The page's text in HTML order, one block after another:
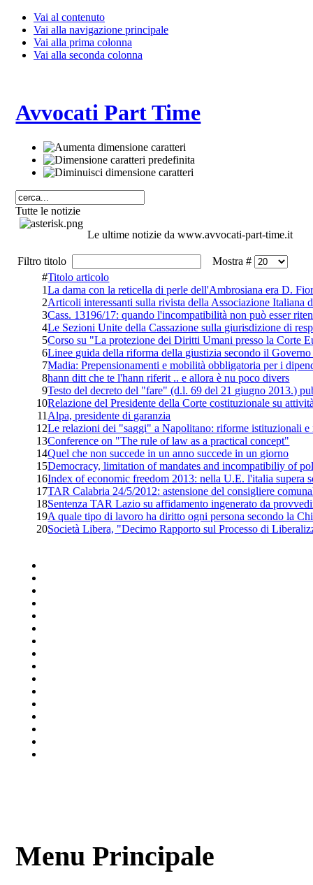
Vai al contenuto
Vai alla navigazione principale
Vai alla prima colonna
Vai alla seconda colonna
Avvocati Part Time
Tutte le notizie
Le ultime notizie da www.avvocati-part-time.it
Filtro titolo
Mostra #
#Titolo articolo
1La dama con la reticella di perle dell'Ambrosiana era D.
2Articoli interessanti sulla rivista della Associazione Italiana
3Cass. 13196/17: quando l'incompatibilità non può esser
4Le Sezioni Unite della Cassazione sulla giurisdizione di
5Corso su "La protezione dei Diritti Umani presso la Corte
6Linee guida della riforma della giustizia secondo il
7Madia: Prepensionamenti e mobilità obbligatoria per i
8hann ditt che te l'hann riferit .. e allora è nu poco divers
9Testo del decreto del "fare" (d.l. 69 del 21 giugno 2013.)
10Relazione del Presidente della Corte costituzionale su
11 Alpa, presidente di garanzia
12Le relazioni dei "saggi" a Napolitano: riforme istituzionali e
13Conference on "The rule of law as a practical concept"
14Quel che non succede in un anno succede in un giorno
15Democracy, limitation of mandates and incompatibiliy of
16Index of economic freedom 2013: nella U.E. l'italia supera
17TAR Calabria 24/5/2012: astensione del consigliere
18Sentenza TAR Lazio su affidamento ingenerato da
19A quale tipo di lavoro ha diritto ogni persona secondo la
20Società Libera, "Decimo Rapporto sul Processo di
Menu Principale